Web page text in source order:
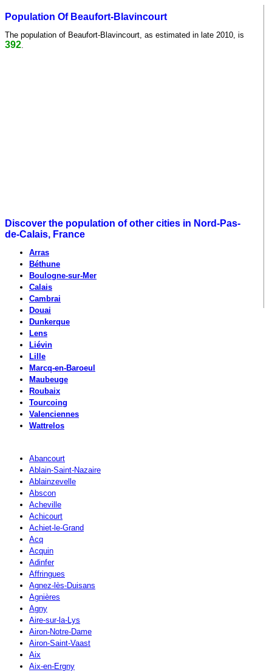
Population Of Beaufort-Blavincourt
The population of Beaufort-Blavincourt, as estimated in late 2010, is
392
Discover the population of other cities in Nord-Pas-
de-Calais, France
Arras
Béthune
Boulogne-sur-Mer
Calais
Cambrai
Douai
Dunkerque
Lens
Liévin
Lille
Marcq-en-Baroeul
Maubeuge
Roubaix
Tourcoing
Valenciennes
Wattrelos
Abancourt
Ablain-Saint-Nazaire
Ablainzevelle
Abscon
Acheville
Achicourt
Achiet-le-Grand
Acq
Acquin
Adinfer
Affringues
Agnez-lès-Duisans
Agnières
Agny
Aire-sur-la-Lys
Airon-Notre-Dame
Airon-Saint-Vaast
Aix
Aix-en-Ergny